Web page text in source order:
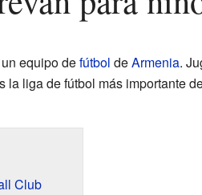
equipo defútbol deArmenia.
la liga de fútbol más importante
Club